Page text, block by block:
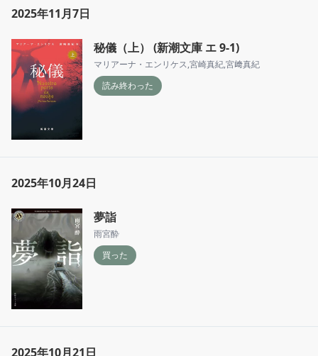
2025年11月7日
秘儀（上） (新潮文庫 エ 9-1)
マリアーナ・エンリケス,宮崎真紀,宮﨑真紀
読み終わった
2025年10月24日
夢詣
雨宮酔
買った
2025年10月21日